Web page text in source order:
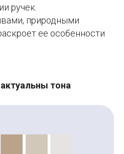
ручек.
природными
ее особенности
тона